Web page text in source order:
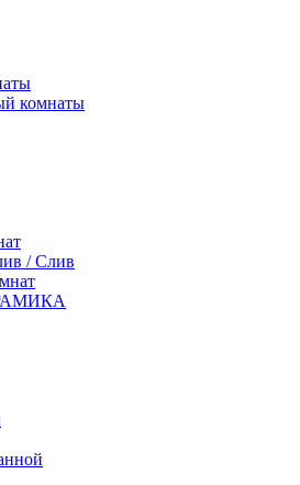
комнаты
/ Слив